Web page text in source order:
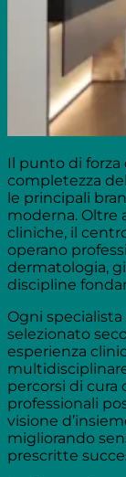
Il punto di
completezza
le principali
moderna. Oltre
cliniche, il
operano
dermatologia,
discipline
Ogni
selezionato
esperienza
percorsi di cura
professionali
visione
migliorando
prescritte